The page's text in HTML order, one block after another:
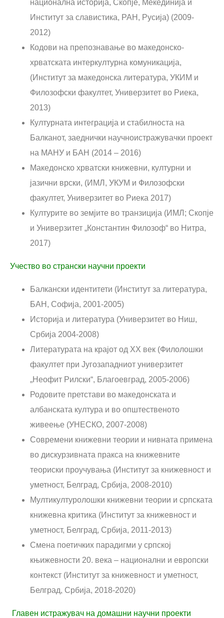
национална историја, Скопје, Мекединија и
Институт за славистика, РАН, Русија) (2009-
2012)
Кодови на препознавање во македонско-
хрватската интеркултурна комуникација,
(Институт за македонска литература, УКИМ и
Филозофски факултет, Универзитет во Риека,
2013)
Културната интеграција и стабилноста на
Балканот, заеднички научноистражувачки проект
на МАНУ и БАН (2014 – 2016)
Македонско хрватски книжевни, културни и
јазични врски, (ИМЛ, УКУМ и Филозофски
факултет, Универзитет во Риека 2017)
Културите во земјите во транзиција (ИМЛ; Скопје
и Универзитет „Константин Филозоф“ во Нитра,
2017)
Учество во странски научни проекти
Балкански идентитети (Институт за литература,
БАН, Софија, 2001-2005)
Историја и литература (Универзитет во Ниш,
Србија 2004-2008)
Литературата на крајот од XX век (Филолошки
факултет при Југозападниот универзитет
„Неофит Рилски“, Благоевград, 2005-2006)
Родовите претстави во македонската и
албанската култура и во општественото
живеење (УНЕСКО, 2007-2008)
Современи книжевни теории и нивната примена
во дискурзивната пракса на книжевните
теориски проучувања (Институт за книжевност и
уметност, Белград, Србија, 2008-2010)
Мултикултуролошки книжевни теории и српската
книжевна критика (Институт за книжевност и
уметност, Белград, Србија, 2011-2013)
Смена поетичких парадигми у српској
књижевности 20. века – национални и европски
контекст (Институт за книжевност и уметност,
Белград, Србија, 2018-2020)
Главен истражувач на домашни научни проекти